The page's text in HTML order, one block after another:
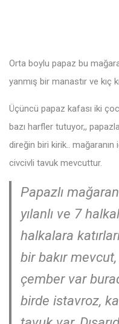
Orta boylu papaz bu
yanmış bir manastır ve kıç
Üçüncü papaz kafası iki
bazı harfler tutuyor,,
direğin biri kirik.. mağaranın
civcivli tavuk mevcuttur.
Papazlı
yılanlı ve 7
halkalara
bir bakır
çember var
birde istavroz,